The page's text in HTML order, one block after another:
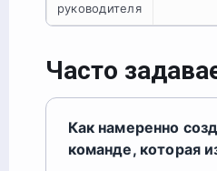
руководителя
Часто
Как намеренно
команде, которая